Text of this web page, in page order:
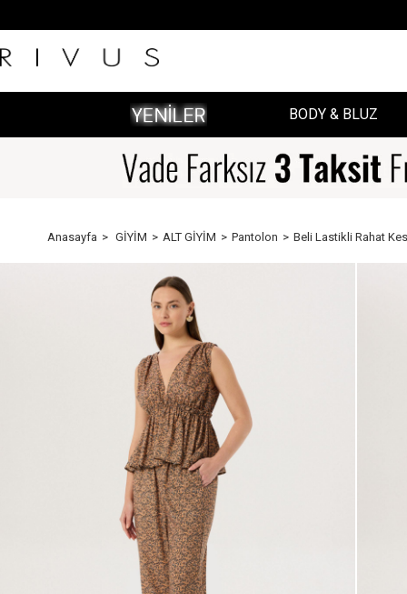
BODY & BLUZ
Anasayfa GİYİM ALT GİYİM Pantolon Beli Lastikli Rahat